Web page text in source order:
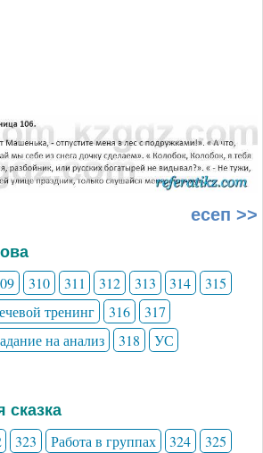
есеп >>
310 311 312 313 314
315
тренинг 316
317
на анализ 318
УС
сказка
323 Работа в группах 324
325